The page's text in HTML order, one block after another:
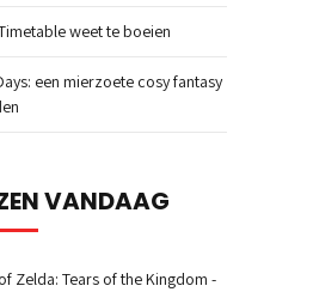
weet te boeien
een mierzoete cosy fantasy
VANDAAG
Zelda: Tears of the Kingdom -